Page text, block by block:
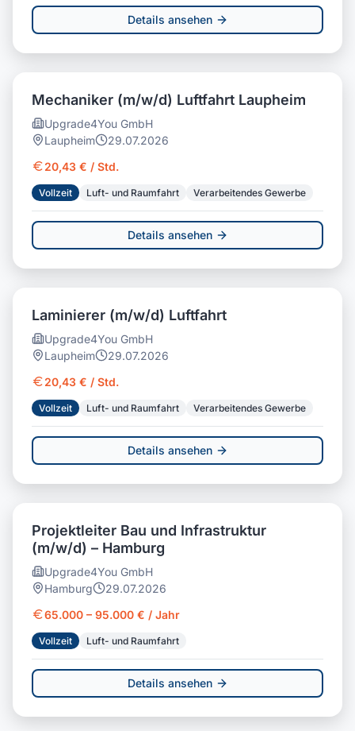
Details ansehen
Mechaniker (m/w/d) Luftfahrt Laupheim
Upgrade4You GmbH
Laupheim
29.07.2026
20,43 € / Std.
Vollzeit Luft- und Raumfahrt Verarbeitendes Gewerbe
Details ansehen
Laminierer (m/w/d) Luftfahrt
Upgrade4You GmbH
Laupheim
29.07.2026
20,43 € / Std.
Vollzeit Luft- und Raumfahrt Verarbeitendes Gewerbe
Details ansehen
Projektleiter Bau und Infrastruktur
(m/w/d) – Hamburg
Upgrade4You GmbH
Hamburg
29.07.2026
65.000 – 95.000 € / Jahr
Vollzeit Luft- und Raumfahrt
Details ansehen